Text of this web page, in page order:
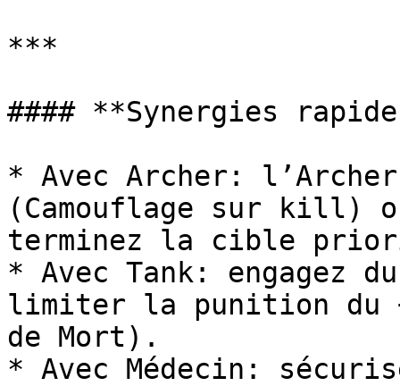
***
#### **Synergies
* Avec Archer:
(Camouflage sur kill)
terminez la cible
* Avec Tank: engagez
limiter la punition du
de Mort).
* Avec Médecin: